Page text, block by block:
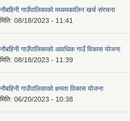
नौबहिनी गाउँपालिकाको मध्यमकालिन खर्च संरचना
मिति: 08/18/2023 - 11:41
नौबहिनी गाउँपालिकाको आवधिक गाउँ विकास योजना
मिति: 08/18/2023 - 11:39
नौबहिनी गाउँपालिकाको क्षमता विकास योजना
मिति: 06/20/2023 - 10:38